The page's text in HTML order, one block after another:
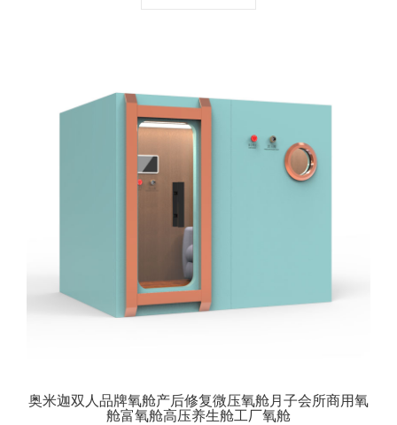
奥米迦双人品牌氧舱产后修复微压氧舱月子会所商用氧
舱富氧舱高压养生舱工厂氧舱